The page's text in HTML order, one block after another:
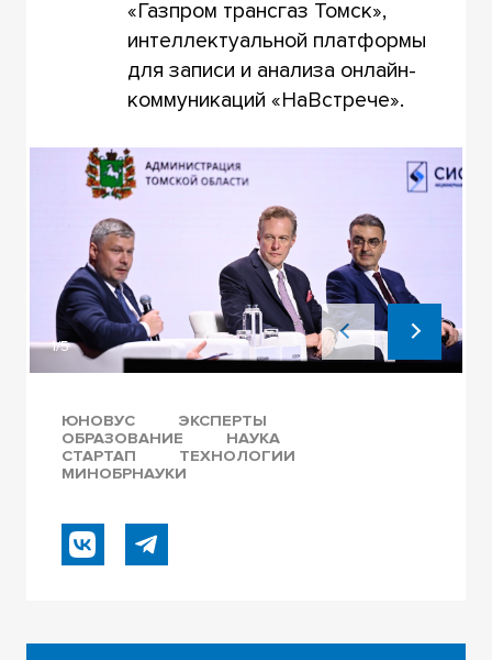
«Газпром трансгаз Томск»,
интеллектуальной платформы
для записи и анализа онлайн-
коммуникаций «НаВстрече».
1/5
ЮНОВУС
ЭКСПЕРТЫ
ОБРАЗОВАНИЕ
НАУКА
СТАРТАП
ТЕХНОЛОГИИ
МИНОБРНАУКИ